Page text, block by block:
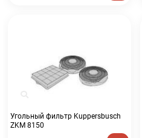
Угольный фильтр Kuppersbusch
ZKM 8150